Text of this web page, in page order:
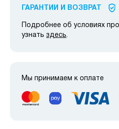
ГАРАНТИИ И ВОЗВРАТ
Подробнее об условиях
узнать здесь.
Мы принимаем к оплате